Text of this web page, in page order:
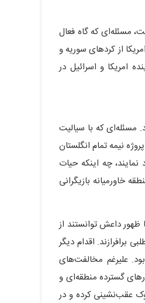
مسئله‌ای که گاه فعال
از کردهای سوریه و
امریکا و اسرائیل در
مسئله‌ای که با سیالیت
نیمه تمام انگلستان
چه اینکه حیات
خاورمیانه بازیگرانی
داعش توانستند از
برافرازند. اقدام دیگر
علیرغم مخالفت‌های
برگزار شد. گرچه به واسطه فشارهای گسترده منطقه‌ای و
عقب‌نشینی کرده و در